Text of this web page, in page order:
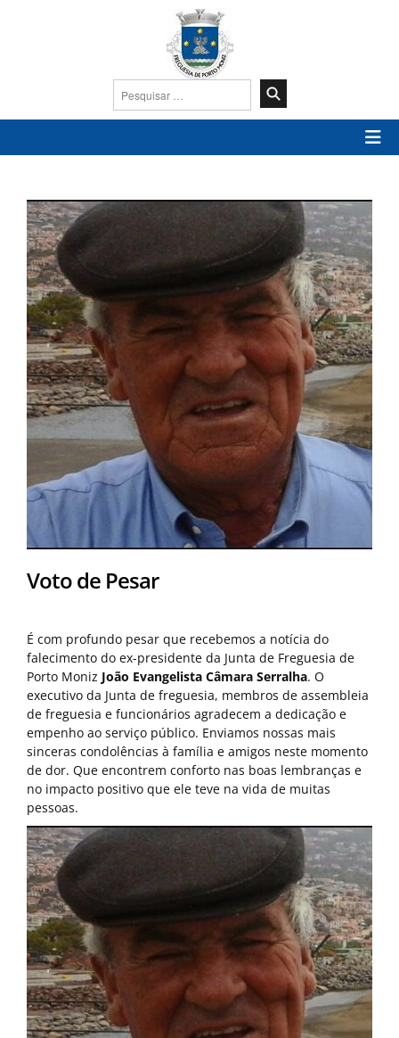
Pesquisar
por:
Voto de Pesar
É com profundo pesar que recebemos a notícia do
falecimento do ex-presidente da Junta de Freguesia de
Porto Moniz João Evangelista Câmara Serralha. O
executivo da Junta de freguesia, membros de assembleia
de freguesia e funcionários agradecem a dedicação e
empenho ao serviço público. Enviamos nossas mais
sinceras condolências à família e amigos neste momento
de dor. Que encontrem conforto nas boas lembranças e
no impacto positivo que ele teve na vida de muitas
pessoas.